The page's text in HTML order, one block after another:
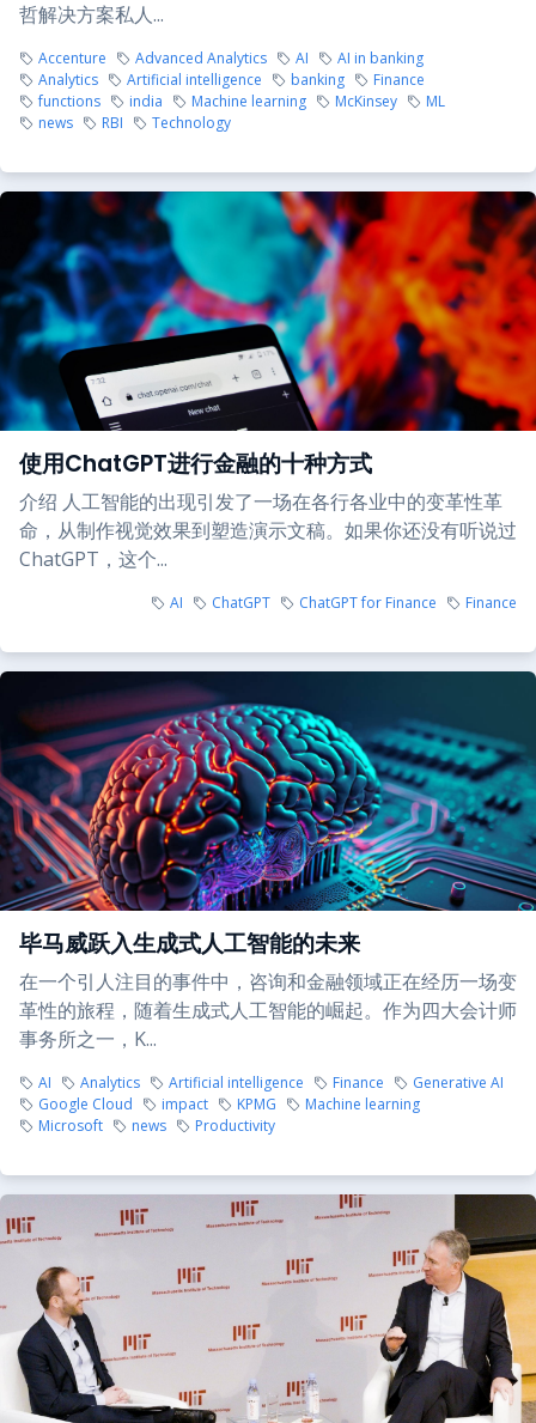
哲解决方案私人...
Accenture Advanced Analytics AI
AI in banking
Analytics
Artificial intelligence banking
Finance
functions
india Machine learning McKinsey
ML
news
RBI Technology
使用ChatGPT进行金融的十种方式
介绍 人工智能的出现引发了一场在各行各业中的变革性革
命，从制作视觉效果到塑造演示文稿。如果你还没有听说过
ChatGPT，这个...
AI ChatGPT ChatGPT for Finance Finance
毕马威跃入生成式人工智能的未来
在一个引人注目的事件中，咨询和金融领域正在经历一场变
革性的旅程，随着生成式人工智能的崛起。作为四大会计师
事务所之一，K...
AI Analytics Artificial intelligence Finance
Generative AI
Google Cloud
impact KPMG
Machine learning
Microsoft
news Productivity